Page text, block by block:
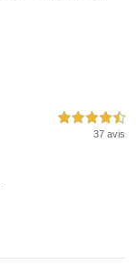
4,5 étoiles sur 5
37 avis